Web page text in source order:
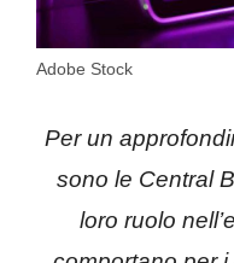
Adobe Stock
Per un
sono le Central
loro ruolo